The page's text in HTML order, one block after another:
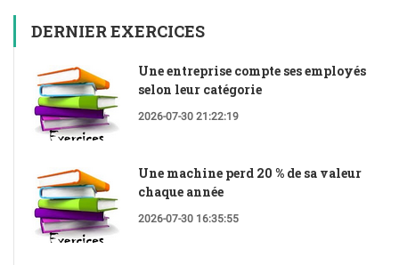
DERNIER EXERCICES
Une entreprise compte ses employés
selon leur catégorie
2026-07-30 21:22:19
Une machine perd 20 % de sa valeur
chaque année
2026-07-30 16:35:55